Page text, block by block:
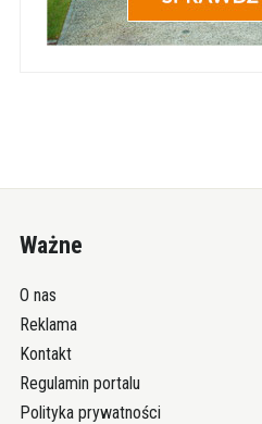
Ważne
O nas
Reklama
Kontakt
Regulamin portalu
Polityka prywatności